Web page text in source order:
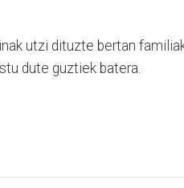
utzi dituzte bertan
dute guztiek batera.